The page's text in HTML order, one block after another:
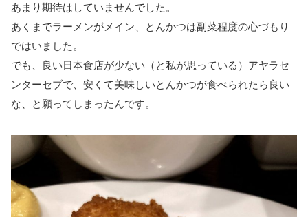
あまり期待はしていませんでした。
あくまでラーメンがメイン、とんかつは副菜程度の心づもり
ではいました。
でも、良い日本食店が少ない（と私が思っている）アヤラセ
ンターセブで、安くて美味しいとんかつが食べられたら良い
な、と願ってしまったんです。